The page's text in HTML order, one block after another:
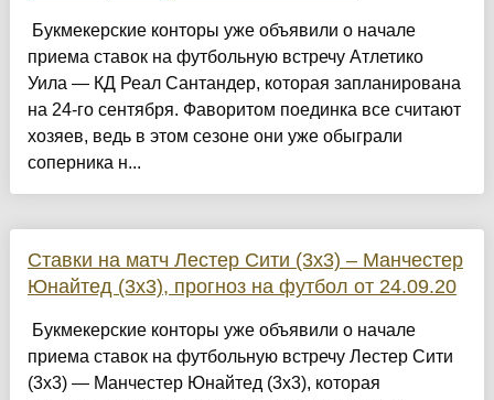
Букмекерские конторы уже объявили о начале
приема ставок на футбольную встречу Атлетико
Уила — КД Реал Сантандер, которая запланирована
на 24-го сентября. Фаворитом поединка все считают
хозяев, ведь в этом сезоне они уже обыграли
соперника н...
Ставки на матч Лестер Сити (3х3) – Манчестер
Юнайтед (3х3), прогноз на футбол от 24.09.20
Букмекерские конторы уже объявили о начале
приема ставок на футбольную встречу Лестер Сити
(3х3) — Манчестер Юнайтед (3х3), которая